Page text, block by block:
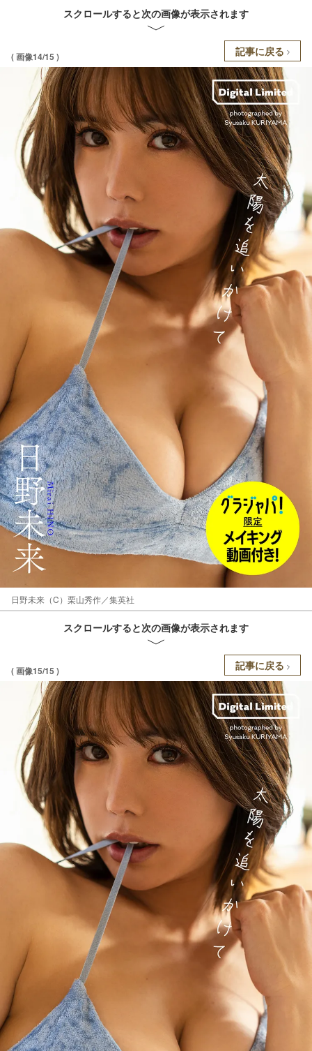
スクロールすると次の画像が表示されます
( 画像14/15 ) 記事に戻る
日野未来（C）栗山秀作／集英社
スクロールすると次の画像が表示されます
( 画像15/15 ) 記事に戻る